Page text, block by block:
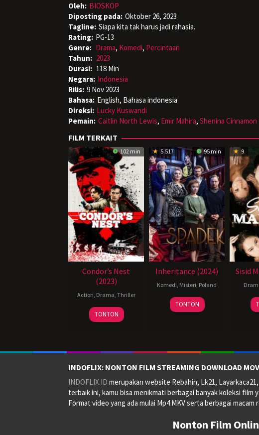
Oleh: BIOSKOP
Diposting pada: Oktober 26, 2023
Tagline: Siapa kita tak harus jadi rahasia.
Rating: PG-13
Genre: Drama, Komedi, Percintaan
Tahun: 2023
Durasi: 118 Min
Negara: Indonesia
Rilis: 9 Nov 2023
Bahasa: English, Bahasa indonesia
Direksi: Lucky Kuswandi
Pemain: Caitlin North Lewis, Emir Mahira, Shenina Cinnamon
FILM TERKAIT
102 min
Condor’s Nest
(2023)
Action Drama Thriller
TONTON
5.517 95 min
Inheritance (2024)
Komedi Misteri Poland
19
Jun
Sylwester
Jakimow
TONTON
9
Sisid
INDOFLIX: NONTON FILM STREAMING DOWNLOAD
INDOFLIX.ID merupakan website Rebahin, Lk21,
terbaik ini, kamu bisa menikmati berbagai banyak koleksi
Format video yang ada mulai Mp4 MKV serta berbagai macam
Nonton Film